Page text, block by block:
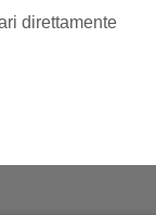
direttamente